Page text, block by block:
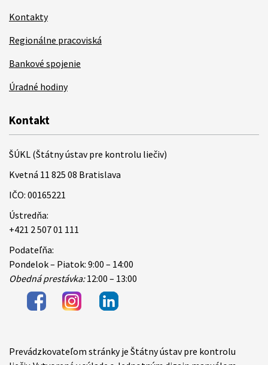
Kontakty
Regionálne pracoviská
Bankové spojenie
Úradné hodiny
Kontakt
ŠÚKL (Štátny ústav pre kontrolu liečiv)
Kvetná 11 825 08 Bratislava
IČO: 00165221
Ústredňa:
+421 2 507 01 111
Podateľňa:
Pondelok – Piatok: 9:00 – 14:00
Obedná prestávka:12:00 – 13:00
Items
Prevádzkovateľom stránky je Štátny ústav pre kontrolu